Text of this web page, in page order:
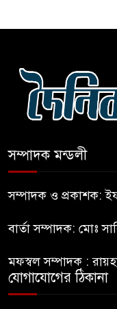
৬
সম্পাদক মন্ডলী
সম্পাদক ও প্রকাশক:
বার্তা সম্পাদক: মোঃ
মফস্বল সম্পাদক :
যোগাযোগের ঠিকানা